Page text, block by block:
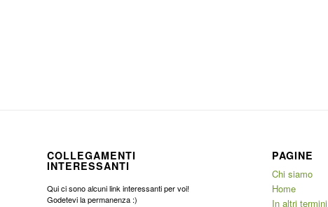
COLLEGAMENTI
INTERESSANTI
Qui ci sono alcuni link interessanti per voi!
Godetevi la permanenza :)
PAGINE
Chi siamo
Home
In altri termini